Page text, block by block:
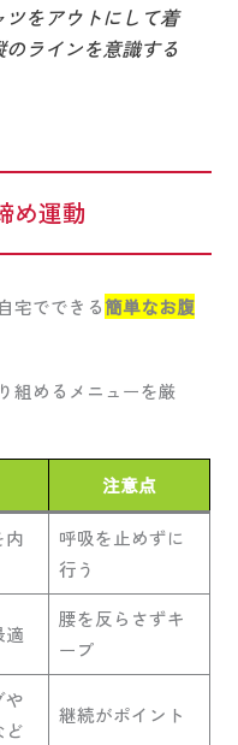
をアウトにして着
ラインを意識する
め運動
宅でできる簡単なお腹
組めるメニューを厳
注意点
内
呼吸を止めずに
行う
適
腰を反らさずキ
ープ
や
ど
継続がポイント